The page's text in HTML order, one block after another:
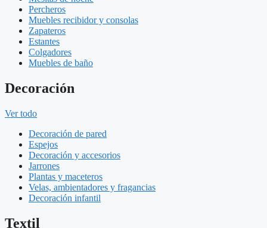
Percheros
Muebles recibidor y consolas
Zapateros
Estantes
Colgadores
Muebles de baño
Decoración
Ver todo
Decoración de pared
Espejos
Decoración y accesorios
Jarrones
Plantas y maceteros
Velas, ambientadores y fragancias
Decoración infantil
Textil